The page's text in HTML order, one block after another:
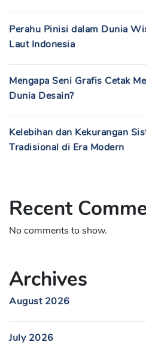
Perahu Pinisi dalam Dunia
Laut Indonesia
Mengapa Seni Grafis Cetak
Dunia Desain?
Kelebihan dan Kekurangan
Tradisional di Era Modern
Recent
No comments to show.
Archives
August 2026
July 2026